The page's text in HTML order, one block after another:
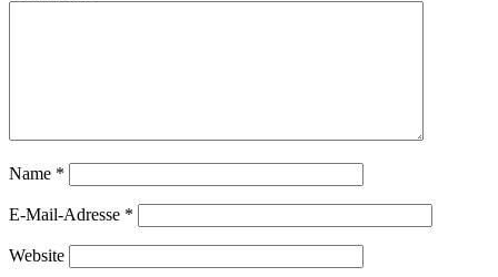
Name *
E-Mail-Adresse *
Website